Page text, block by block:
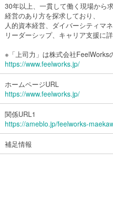
30年以上、一貫して働く現場から
経営のあり方を探求しており、
人的資本経営、ダイバーシティマネ
リーダーシップ、キャリア支援に詳
※「上司力」は株式会社FeelWorks
https://www.feelworks.jp/
ホームページURL
https://www.feelworks.jp/
関係URL1
https://ameblo.jp/feelworks-
補足情報